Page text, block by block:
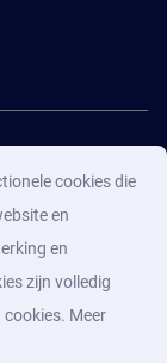
cookies die
en
en
zijn volledig
Meer